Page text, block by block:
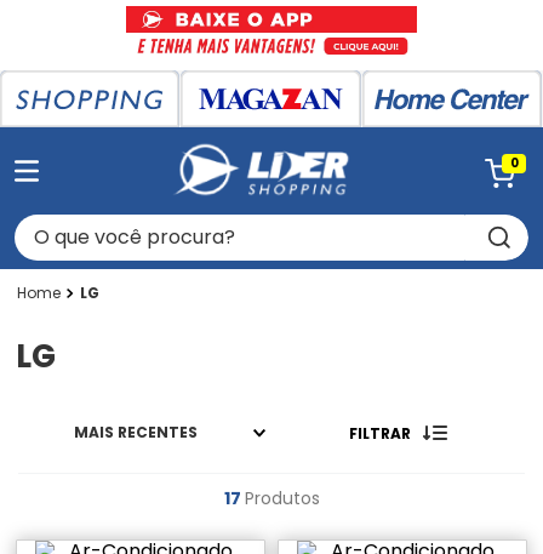
0
O que você procura?
LG
LG
MAIS RECENTES FILTRAR
17 Produtos